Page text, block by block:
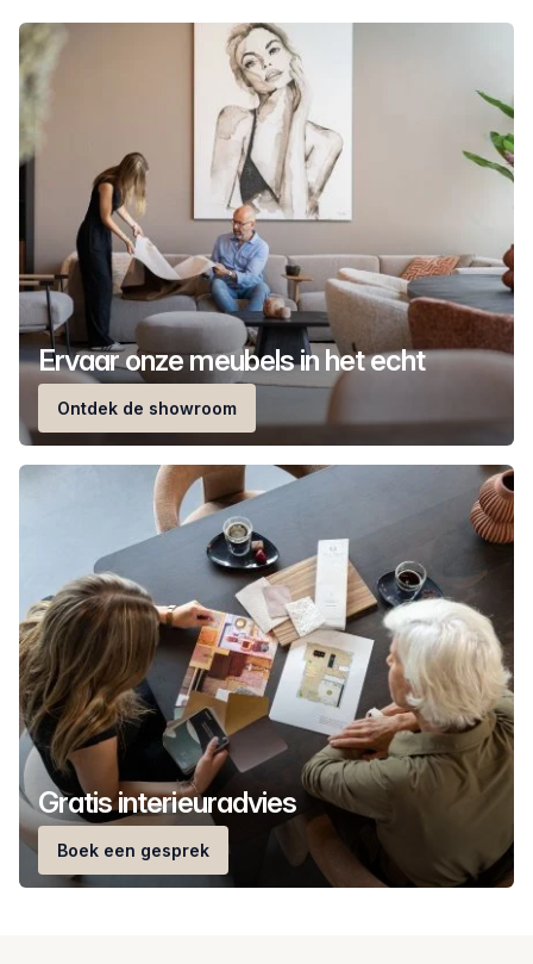
Ervaar onze meubels in het echt
Ontdek de showroom
Gratis interieuradvies
Boek een gesprek